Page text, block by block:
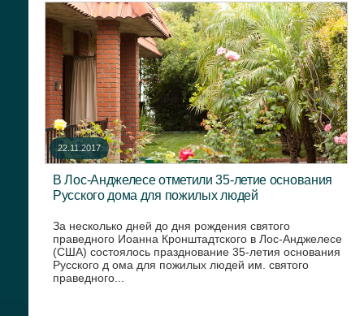
22.11.2017
В Лос-Анджелесе отметили 35-летие основания
Русского дома для пожилых людей
За несколько дней до дня рождения святого
праведного Иоанна Кронштадтского в Лос-Анджелесе
(США) состоялось празднование 35-летия основания
Русского д ома для пожилых людей им. святого
праведного...